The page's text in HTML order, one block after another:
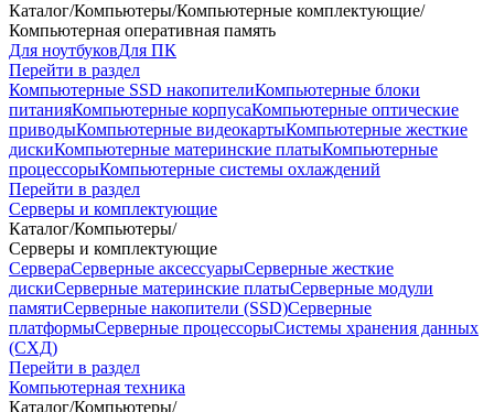
Каталог/Компьютеры/Компьютерные комплектующие/
Компьютерная оперативная память
Для ноутбуковДля ПК
Перейти в раздел
Компьютерные SSD накопителиКомпьютерные блоки
питанияКомпьютерные корпусаКомпьютерные оптические
приводыКомпьютерные видеокартыКомпьютерные жесткие
дискиКомпьютерные материнские платыКомпьютерные
процессорыКомпьютерные системы охлаждений
Перейти в раздел
Серверы и комплектующие
Каталог/Компьютеры/
Серверы и комплектующие
СервераСерверные аксессуарыСерверные жесткие
дискиСерверные материнские платыСерверные модули
памятиСерверные накопители (SSD)Серверные
платформыСерверные процессорыСистемы хранения данных
(СХД)
Перейти в раздел
Компьютерная техника
Каталог/Компьютеры/